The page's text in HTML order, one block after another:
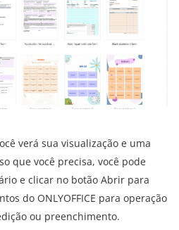
verá sua visualização e uma
que você precisa, você pode
e clicar no botão Abrir para
do ONLYOFFICE para operação
ou preenchimento.